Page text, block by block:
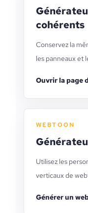
cohérents
Conservez la
les panneaux et
Ouvrir la page
WEBTOON
Utilisez les
verticaux de
Générer un